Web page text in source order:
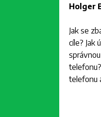
Holger
Jak se
cíle? Jak
telefonu